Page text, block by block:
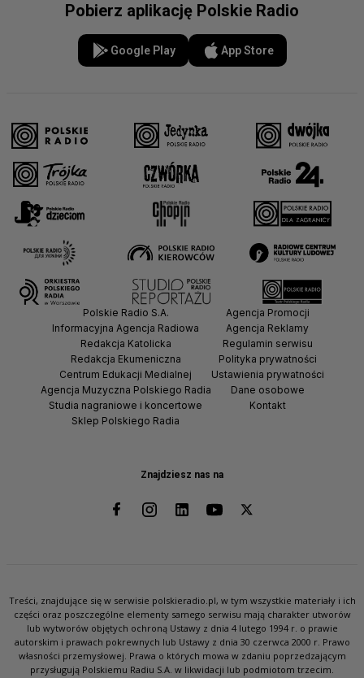
Pobierz aplikację Polskie Radio
Google Play App Store
Znajdziesz nas na
Polskie Radio S.A.
Informacyjna Agencja Radiowa
Redakcja Katolicka
Redakcja Ekumeniczna
Centrum Edukacji Medialnej
Agencja Muzyczna Polskiego Radia
Studia nagraniowe i koncertowe
Sklep Polskiego Radia
Agencja Promocji
Agencja Reklamy
Regulamin serwisu
Polityka prywatności
Ustawienia prywatności
Dane osobowe
Kontakt
Treści, znajdujące się w serwisie polskieradio.pl, w tym wszystkie materiały i ich
części oraz poszczególne elementy samego serwisu mają charakter utworów
lub wytworów objętych ochroną Ustawy z dnia 4 lutego 1994 r. o prawie
autorskim i prawach pokrewnych lub Ustawy z dnia 30 czerwca 2000 r. Prawo
własności przemysłowej. Prawa o których mowa w zdaniu poprzedzającym
przysługują Polskiemu Radiu S.A. w likwidacji lub podmiotom trzecim.